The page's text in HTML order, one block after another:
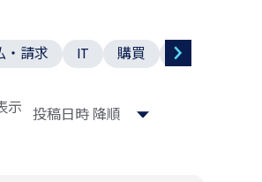
・請求 IT 購買 リスク
示